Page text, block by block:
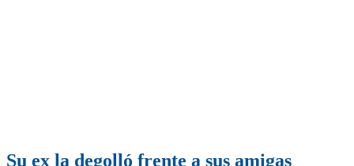
Su ex la degolló frente a sus amigas